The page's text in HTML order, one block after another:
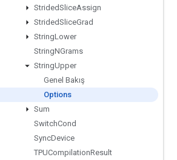
StridedSliceAssign
StridedSliceGrad
StringLower
StringNGrams
StringUpper
Genel Bakış
Options
Sum
SwitchCond
SyncDevice
TPUCompilationResult